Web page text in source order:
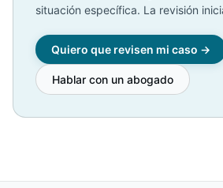
situación específica. La revisión
Quiero que revisen mi caso →
Hablar con un abogado